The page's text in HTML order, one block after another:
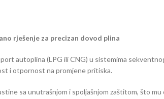
rješenje za precizan dovod plina
autoplina (LPG ili CNG) u sistemima
i otpornost na promjene pritiska.
sa unutrašnjom i spoljašnjom zaštitom, što